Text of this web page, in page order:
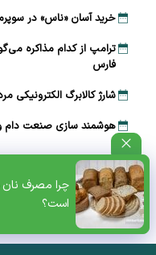
چرا مصرف
است؟
خرید آسان «ناس» در
ترامپ از کدام مذاکره
فارس
شارژ کالابرگ الکترونیکی
هوشمند سازی صنعت دام